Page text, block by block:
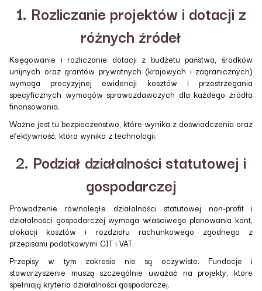
1. Rozliczanie projektów i dotacji z
różnych źródeł
Księgowanie i rozliczanie dotacji z budżetu państwa, środków
unijnych oraz grantów prywatnych (krajowych i zagranicznych)
wymaga precyzyjnej ewidencji kosztów i przestrzegania
specyficznych wymogów sprawozdawczych dla każdego źródła
finansowania.
Ważne jest tu bezpieczeństwo, które wynika z doświadczenia oraz
efektywność, która wynika z technologii.
2. Podział działalności statutowej i
gospodarczej
Prowadzenie równoległe działalności statutowej non-profit i
działalności gospodarczej wymaga właściwego planowania kont,
alokacji kosztów i rozdziału rachunkowego zgodnego z
przepisami podatkowymi CIT i VAT.
Przepisy w tym zakresie nie są oczywiste. Fundacje i
stowarzyszenie muszą szczególnie uważać na projekty, które
spełniają kryteria działalności gospodarczej.